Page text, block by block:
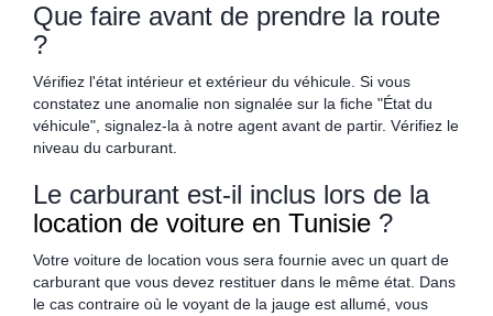
Que faire avant de prendre la route
?
Vérifiez l'état intérieur et extérieur du véhicule. Si vous
constatez une anomalie non signalée sur la fiche "État du
véhicule", signalez-la à notre agent avant de partir. Vérifiez le
niveau du carburant.
Le carburant est-il inclus lors de la
location de voiture en Tunisie ?
Votre voiture de location vous sera fournie avec un quart de
carburant que vous devez restituer dans le même état. Dans
le cas contraire où le voyant de la jauge est allumé, vous